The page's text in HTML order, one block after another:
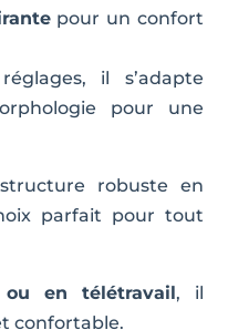
pour un confort
il s’adapte
pour une
robuste en
parfait pour tout
ou en télétravail, il
confortable.